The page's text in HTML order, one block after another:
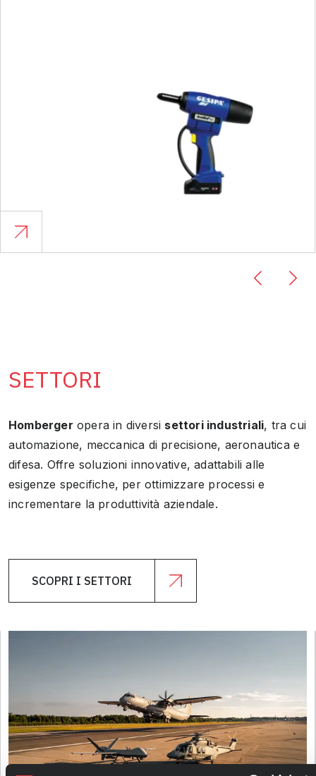
SETTORI
Homberger opera in diversi settori industriali, tra cui
automazione, meccanica di precisione, aeronautica e
difesa. Offre soluzioni innovative, adattabili alle
esigenze specifiche, per ottimizzare processi e
incrementare la produttività aziendale.
SCOPRI I SETTORI